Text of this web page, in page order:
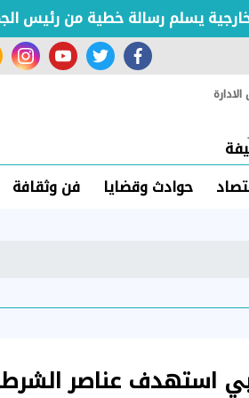
يسلم رسالة خطية من رئيس
facebook
twitter
youtube
حوادث وقضايا فن وثقافة
استهدف عناصر